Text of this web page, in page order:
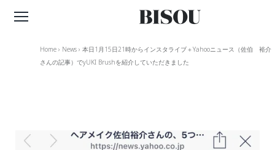
Home › News › 本日1月15日21時からインスタライブ＋Yahooニュース（佐伯 裕介
さんの記事）でyUKI Brushを紹介していただきました